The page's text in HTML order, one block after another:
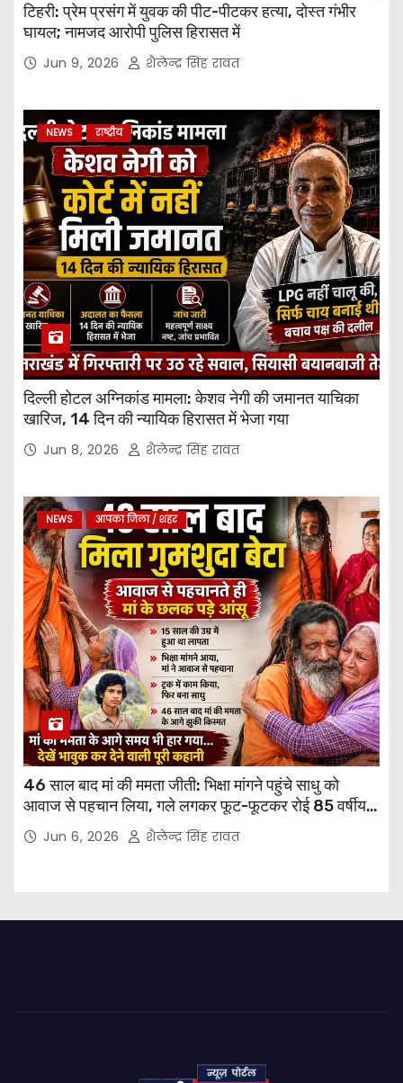
टिहरी: प्रेम प्रसंग में युवक की पीट-पीटकर हत्या, दोस्त गंभीर
घायल; नामजद आरोपी पुलिस हिरासत में
Jun 9, 2026 शैलेन्द्र सिंह रावत
NEWS राष्ट्रीय
दिल्ली होटल अग्निकांड मामला: केशव नेगी की जमानत याचिका
खारिज, 14 दिन की न्यायिक हिरासत में भेजा गया
Jun 8, 2026 शैलेन्द्र सिंह रावत
NEWS आपका जिला / शहर
46 साल बाद मां की ममता जीती: भिक्षा मांगने पहुंचे साधु को
आवाज से पहचान लिया, गले लगकर फूट-फूटकर रोई 85 वर्षीय
मां Jun 6, 2026 शैलेन्द्र सिंह रावत